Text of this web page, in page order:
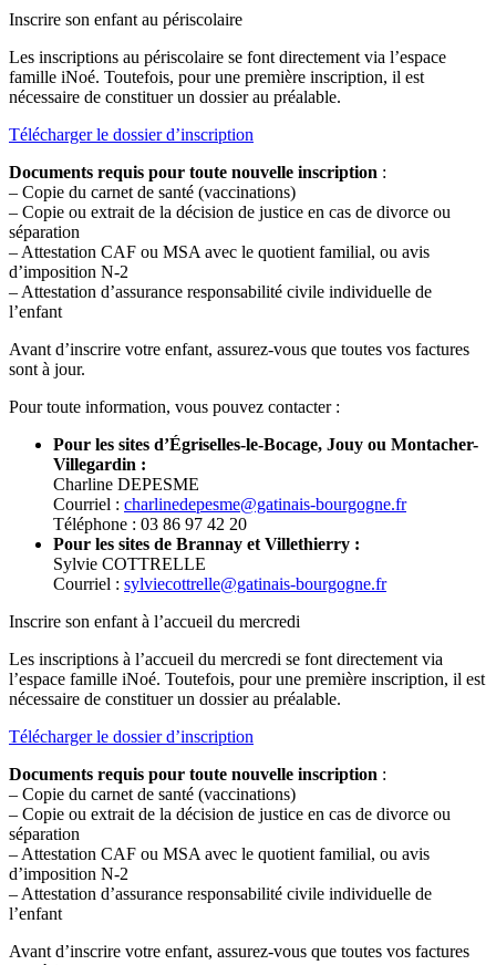
Inscrire son enfant au périscolaire
Les inscriptions au périscolaire se font directement via l’espace
famille iNoé. Toutefois, pour une première inscription, il est
nécessaire de constituer un dossier au préalable.
Télécharger le dossier d’inscription
Documents requis pour toute nouvelle inscription :
– Copie du carnet de santé (vaccinations)
– Copie ou extrait de la décision de justice en cas de divorce ou
séparation
– Attestation CAF ou MSA avec le quotient familial, ou avis
d’imposition N-2
– Attestation d’assurance responsabilité civile individuelle de
l’enfant
Avant d’inscrire votre enfant, assurez-vous que toutes vos factures
sont à jour.
Pour toute information, vous pouvez contacter :
Pour les sites d’Égriselles-le-Bocage, Jouy ou Montacher-
Villegardin :
Charline DEPESME
Courriel : charlinedepesme@gatinais-bourgogne.fr
Téléphone : 03 86 97 42 20
Pour les sites de Brannay et Villethierry :
Sylvie COTTRELLE
Courriel : sylviecottrelle@gatinais-bourgogne.fr
Inscrire son enfant à l’accueil du mercredi
Les inscriptions à l’accueil du mercredi se font directement via
l’espace famille iNoé. Toutefois, pour une première inscription, il est
nécessaire de constituer un dossier au préalable.
Télécharger le dossier d’inscription
Documents requis pour toute nouvelle inscription :
– Copie du carnet de santé (vaccinations)
– Copie ou extrait de la décision de justice en cas de divorce ou
séparation
– Attestation CAF ou MSA avec le quotient familial, ou avis
d’imposition N-2
– Attestation d’assurance responsabilité civile individuelle de
l’enfant
Avant d’inscrire votre enfant, assurez-vous que toutes vos factures